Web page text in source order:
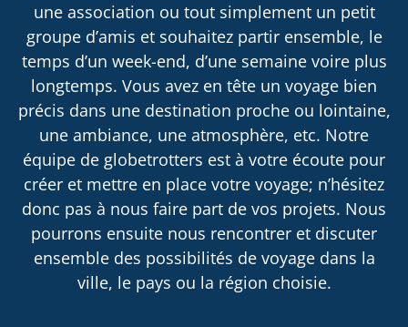
une association ou tout simplement un petit
groupe d’amis et souhaitez partir ensemble, le
temps d’un week-end, d’une semaine voire plus
longtemps. Vous avez en tête un voyage bien
précis dans une destination proche ou lointaine,
une ambiance, une atmosphère, etc. Notre
équipe de globetrotters est à votre écoute pour
créer et mettre en place votre voyage; n’hésitez
donc pas à nous faire part de vos projets. Nous
pourrons ensuite nous rencontrer et discuter
ensemble des possibilités de voyage dans la
ville, le pays ou la région choisie.